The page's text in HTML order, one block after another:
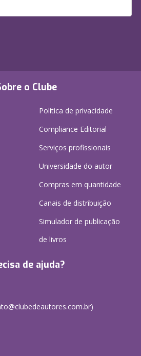
o Clube
Política de privacidade
Compliance Editorial
Serviços profissionais
Universidade do autor
Compras em quantidade
Canais de distribuição
Simulador de publicação
de livros
de ajuda?